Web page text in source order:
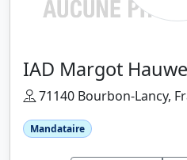
IAD Margot
71140 Bourbon-Lancy,
Mandataire